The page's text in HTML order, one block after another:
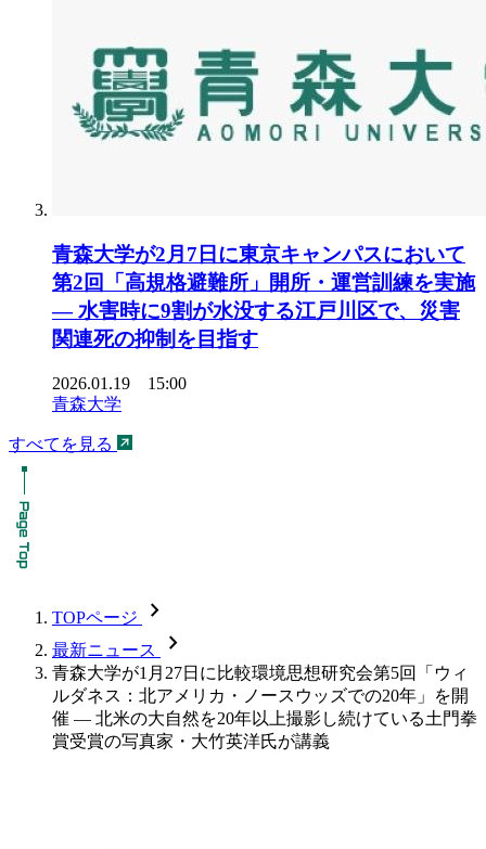
青森大学が2月7日に東京キャンパスにおいて
第2回「高規格避難所」開所・運営訓練を実施
― 水害時に9割が水没する江戸川区で、災害
関連死の抑制を目指す
2026.01.19 15:00
青森大学
すべてを見る
TOPページ chevron_forward
最新ニュース chevron_forward
青森大学が1月27日に比較環境思想研究会第5回「ウィ
ルダネス：北アメリカ・ノースウッズでの20年」を開
催 — 北米の大自然を20年以上撮影し続けている土門拳
賞受賞の写真家・大竹英洋氏が講義